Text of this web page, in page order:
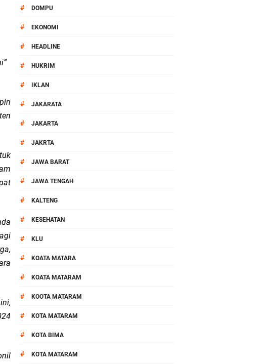
# DOMPU
# EKONOMI
# HEADLINE
# HUKRIM
# IKLAN
# JAKARATA
# JAKARTA
# JAKRTA
# JAWA BARAT
# JAWA TENGAH
# KALTENG
# KESEHATAN
# KLU
# KOATA MATARA
# KOATA MATARAM
# KOOTA MATARAM
# KOTA MATARAM
# KOTA BIMA
# KOTA MATARAM